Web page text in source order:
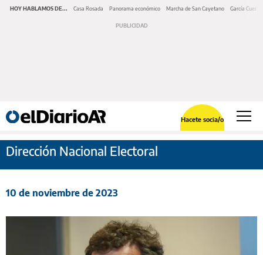
HOY HABLAMOS DE... Casa Rosada Panorama económico Marcha de San Cayetano García Cuerva
Hacete socia/o
Dirección Nacional Electoral
10 de noviembre de 2023